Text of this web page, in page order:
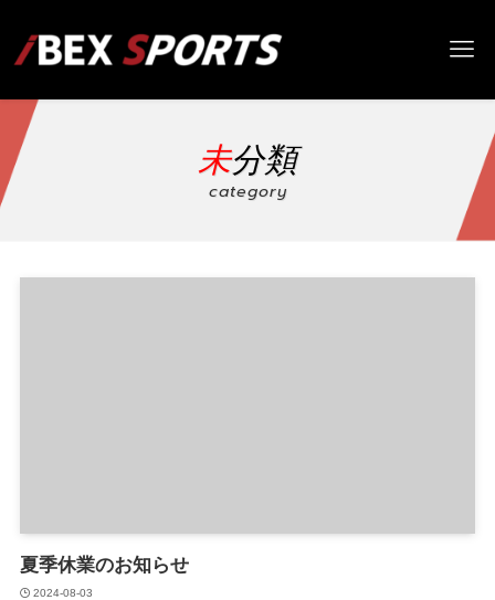
未分類
category
夏季休業のお知らせ
2024-08-03